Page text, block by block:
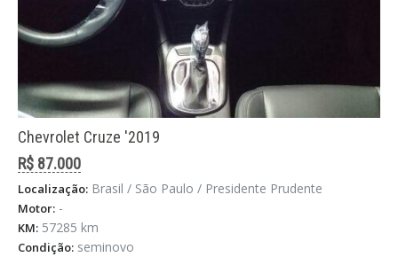
Chevrolet Cruze '2019
R$ 87.000
Localização: Brasil / São Paulo / Presidente Prudente
Motor: -
KM: 57285 km
Condição: seminovo